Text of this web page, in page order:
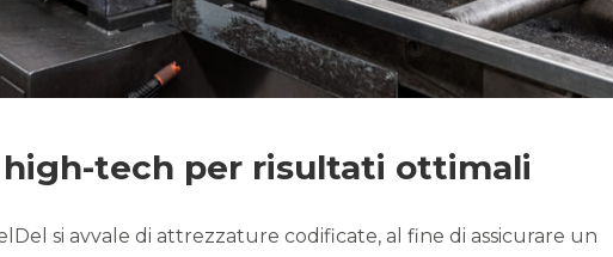
tech per risultati ottimali
si avvale di attrezzature codificate, al fine di assicurare un